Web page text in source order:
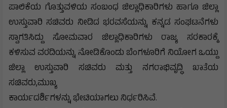
ಪಾಲಿಕೆಯ ಗೊತ್ತುವಳಿಯ ಸಂಬಂಧ ಜಿಲ್ಲಾಧಿಕಾರಿಗಳು ಹಾಗೂ ಜಿಲ್ಲಾ
ಉಸ್ತುವಾರಿ ಸಚಿವರು ನೀಡಿದ ಭರವಸೆಯನ್ನು ಕನ್ನಡ ಸಂಘಟನೆಗಳು
ಸ್ವಾಗತಿಸಿದ್ದು ಸೋಮವಾರ ಜಿಲ್ಲಾಧಿಕಾರಿಗಳು ರಾಜ್ಯ ಸರಕಾರಕ್ಕೆ
ಕಳಿಸುವ ವರದಿಯನ್ನು ನೋಡಿಕೊಂಡು ಬೆಂಗಳೂರಿಗೆ ನಿಯೋಗ ಒಯ್ದು
ಜಿಲ್ಲಾ ಉಸ್ತುವಾರಿ ಸಚಿವರು ಮತ್ತು ನಗರಾಭಿವೃದ್ಧಿ ಖಾತೆಯ
ಸಚಿವರು,ಮುಖ್ಯ
ಕಾರ್ಯದರ್ಶಿಗಳನ್ನು ಭೇಟಿಯಾಗಲು ನಿರ್ಧರಿಸಿವೆ.